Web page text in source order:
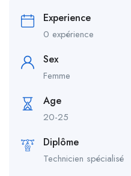
Experience
0 expérience
Sex
Femme
Age
20-25
Diplôme
Technicien spécialisé